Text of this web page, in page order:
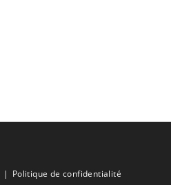
Politique de confidentialité